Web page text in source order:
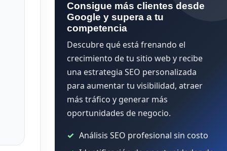
Consigue más clientes desde
Google y supera a tu
competencia
Descubre qué está frenando el
crecimiento de tu sitio web y recibe
una estrategia SEO personalizada
para aumentar tu visibilidad, atraer
más tráfico y generar más
oportunidades de negocio.
Análisis SEO profesional sin costo